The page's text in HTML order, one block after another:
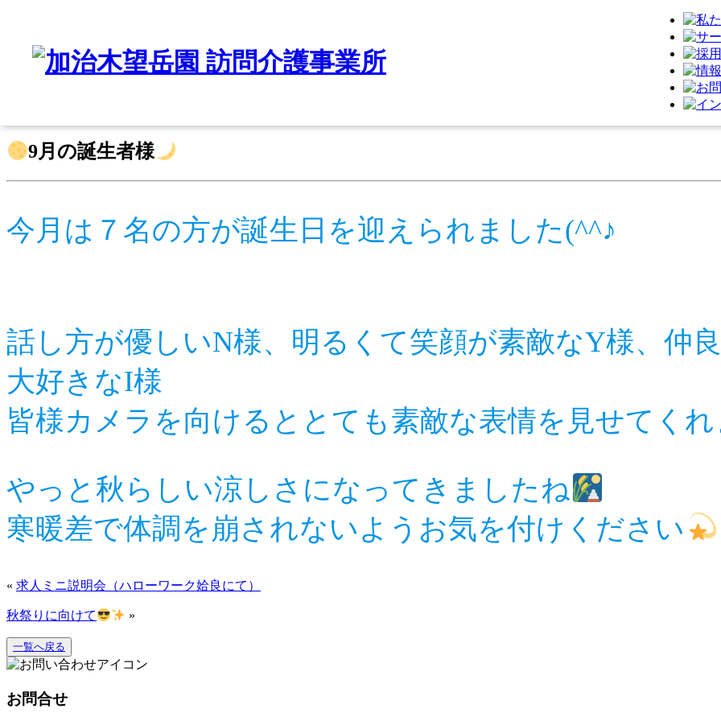
News Detail
9月の誕生者様
今月は７名の方が誕生日を迎えられました(^^♪
話し方が優しいN様、明るくて笑顔が素敵なY様、仲
大好きなI様
皆様カメラを向けるととても素敵な表情を見せてく
やっと秋らしい涼しさになってきましたね
寒暖差で体調を崩されないようお気を付けください
« 求人ミニ説明会（ハローワーク姶良にて）
秋祭りに向けて »
一覧へ戻る
お問合せ